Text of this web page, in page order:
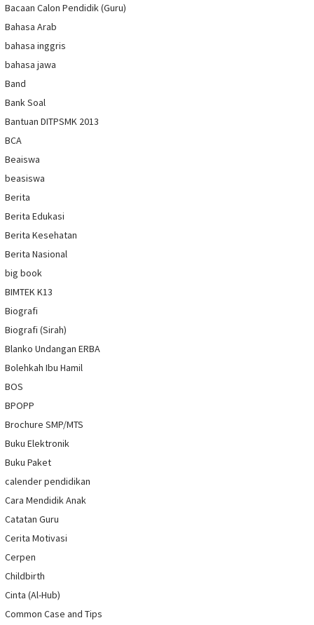
Bacaan Calon Pendidik (Guru)
Bahasa Arab
bahasa inggris
bahasa jawa
Band
Bank Soal
Bantuan DITPSMK 2013
BCA
Beaiswa
beasiswa
Berita
Berita Edukasi
Berita Kesehatan
Berita Nasional
big book
BIMTEK K13
Biografi
Biografi (Sirah)
Blanko Undangan ERBA
Bolehkah Ibu Hamil
BOS
BPOPP
Brochure SMP/MTS
Buku Elektronik
Buku Paket
calender pendidikan
Cara Mendidik Anak
Catatan Guru
Cerita Motivasi
Cerpen
Childbirth
Cinta (Al-Hub)
Common Case and Tips